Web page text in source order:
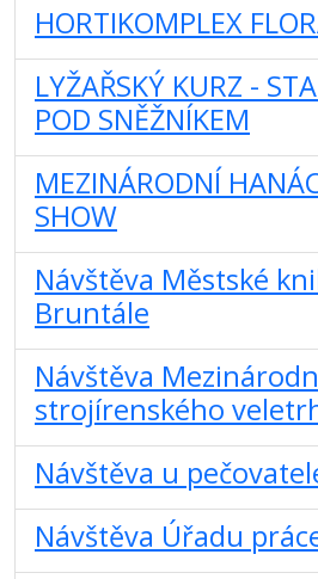
HORTIKOMPLEX
LYŽAŘSKÝ KURZ -
POD SNĚŽNÍKEM
MEZINÁRODNÍ
SHOW
Návštěva Městské
Bruntále
Návštěva
strojírenského
Návštěva u
Návštěva Úřadu